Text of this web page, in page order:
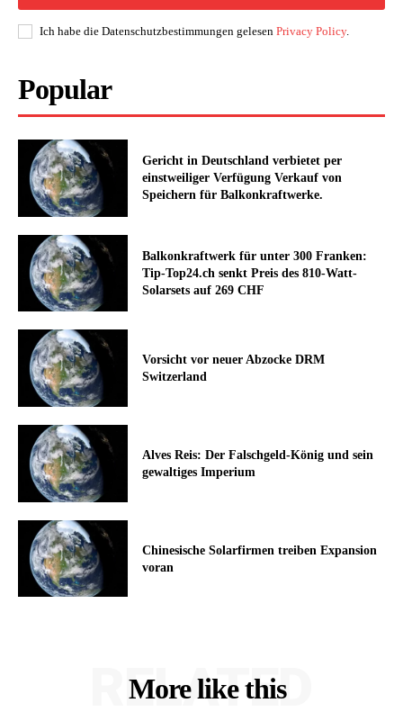
Ich habe die Datenschutzbestimmungen gelesen Privacy Policy.
Popular
Gericht in Deutschland verbietet per
einstweiliger Verfügung Verkauf von
Speichern für Balkonkraftwerke.
Balkonkraftwerk für unter 300 Franken:
Tip-Top24.ch senkt Preis des 810-Watt-
Solarsets auf 269 CHF
Vorsicht vor neuer Abzocke DRM
Switzerland
Alves Reis: Der Falschgeld-König und sein
gewaltiges Imperium
Chinesische Solarfirmen treiben Expansion
voran
More like this
RELATED